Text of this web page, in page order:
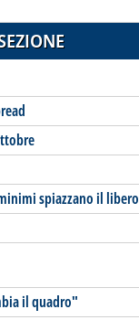
spiazzano il libero
il quadro"